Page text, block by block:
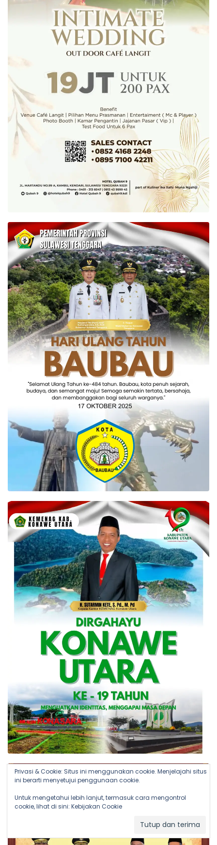
Privasi & Cookie: Situs ini menggunakan cookie. Menjelajahi situs
ini berarti menyetujui penggunaan cookie.
Untuk mengetahui lebih lanjut, termasuk cara mengontrol
cookie, lihat di sini: Kebijakan Cookie